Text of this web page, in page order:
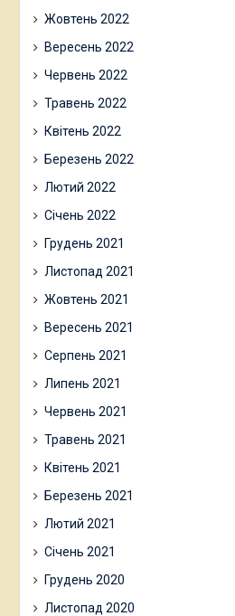
Жовтень 2022
Вересень 2022
Червень 2022
Травень 2022
Квітень 2022
Березень 2022
Лютий 2022
Січень 2022
Грудень 2021
Листопад 2021
Жовтень 2021
Вересень 2021
Серпень 2021
Липень 2021
Червень 2021
Травень 2021
Квітень 2021
Березень 2021
Лютий 2021
Січень 2021
Грудень 2020
Листопад 2020